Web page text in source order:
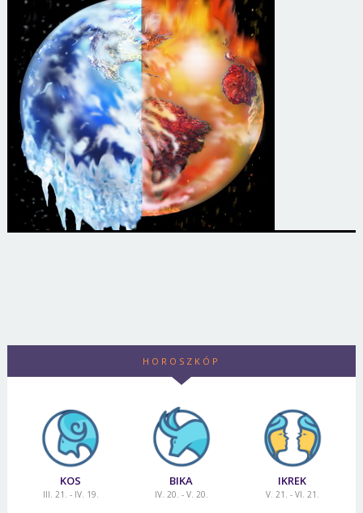
HOROSZKÓP
KOS
III. 21. - IV. 19.
BIKA
IV. 20. - V. 20.
IKREK
V. 21. - VI. 21.